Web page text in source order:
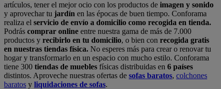
artículos, tener el mejor ocio con los productos de imagen y sonido
y aprovechar tu jardín en las épocas de buen tiempo. Conforama
realiza el servicio de envío a domicilio como recogida en tienda.
Podrás comprar online entre nuestra gama de más de 7.000
productos y recibirlo en tu domicilio, o bien con recogida gratis
en nuestras tiendas física. No esperes más para crear o renovar tu
hogar y transformarlo en un espacio con mucho estilo. Conforama
tiene 300 tiendas de muebles físicas distribuidas en 6 países
distintos. Aproveche nuestras ofertas de sofas baratos, colchones
baratos y liquidaciones de sofas.